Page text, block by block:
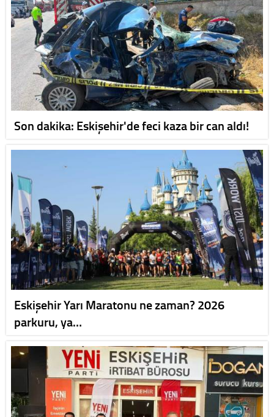
Son dakika: Eskişehir'de feci kaza bir can aldı!
Eskişehir Yarı Maratonu ne zaman? 2026
parkuru, ya…